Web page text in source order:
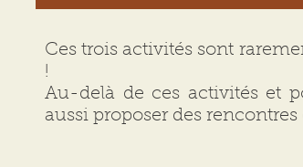
Ces trois activités sont
!
Au-delà de ces activités et
aussi proposer des